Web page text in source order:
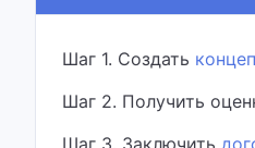
Шаг 1. Создать
Шаг 2. Получить
Шаг 3. Заключить